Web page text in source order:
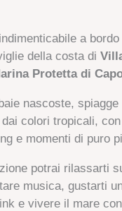
a
della costa di
Protetta di
nascoste,
colori tropicali,
e momenti di puro
potrai rilassarti
musica, gustarti
e vivere il mare